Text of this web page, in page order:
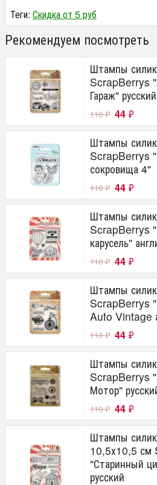
Теги: Скидка от 5 руб
Рекомендуем посмотреть
Штампы
ScrapBerrys
Гараж" русский
110₽ 44 ₽
Штампы
ScrapBerrys
сокровища 4"
110₽ 44 ₽
Штампы
ScrapBerrys
карусель"
110₽ 44 ₽
Штампы
ScrapBerrys
Auto Vintage
110₽ 44 ₽
Штампы
ScrapBerrys
Мотор"
110₽ 44 ₽
Штампы
10,5х10,5 см
"Старинный
русский